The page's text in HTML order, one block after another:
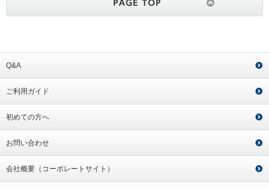
Q&A
ご利用ガイド
初めての方へ
お問い合わせ
会社概要（コーポレートサイト）